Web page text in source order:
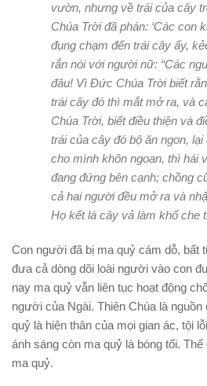
vườn, nhưng về trái của cây
Chúa Trời đã phán: ‘Các con
đụng chạm đến trái cây ấy,
rắn nói với người nữ: “Các
đâu! Vì Đức Chúa Trời biết
trái cây đó thì mắt mở ra, và
Chúa Trời, biết điều thiện và
trái của cây đó bộ ăn ngon,
cho mình khôn ngoan, thì hái
đang đứng bên cạnh; chồng
cả hai người đều mở ra và
Họ kết lá cây vả làm khố che
Con người đã bị ma quỷ cám dỗ, bất
đưa cả dòng dõi loài người vào con
nay ma quỷ vẫn liên tục hoạt động
người của Ngài. Thiên Chúa là
quỷ là hiện thân của mọi gian ác, tội
ánh sáng còn ma quỷ là bóng tối.
ma quỷ.